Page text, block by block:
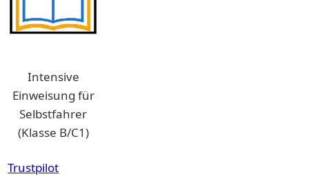
Intensive
Einweisung für
Selbstfahrer
(Klasse B/C1)
Trustpilot